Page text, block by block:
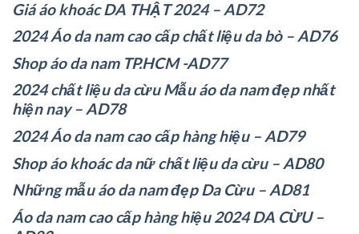
Giá áo khoác DA THẬT 2024 – AD72
2024 Áo da nam cao cấp chất liệu da bò – AD76
Shop áo da nam TP.HCM -AD77
2024 chất liệu da cừu Mẫu áo da nam đẹp nhất
hiện nay – AD78
2024 Áo da nam cao cấp hàng hiệu – AD79
Shop áo khoác da nữ chất liệu da cừu – AD80
Những mẫu áo da nam đẹp Da Cừu – AD81
Áo da nam cao cấp hàng hiệu 2024 DA CỪU –